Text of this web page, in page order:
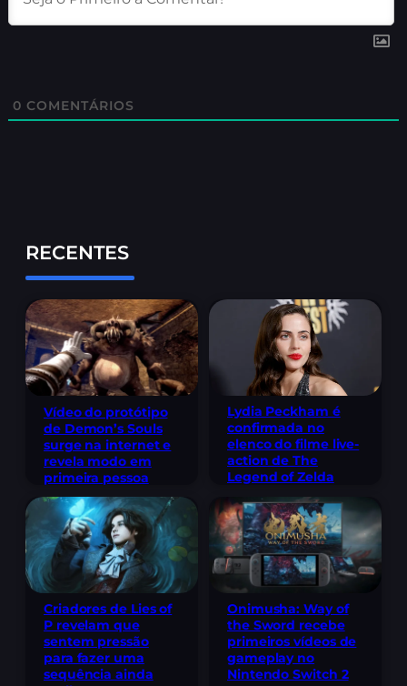
0 COMENTÁRIOS
RECENTES
Vídeo do protótipo
de Demon’s Souls
surge na internet e
revela modo em
primeira pessoa
Lydia Peckham é
confirmada no
elenco do filme live-
action de The
Legend of Zelda
Criadores de Lies of
P revelam que
sentem pressão
para fazer uma
sequência ainda
Onimusha: Way of
the Sword recebe
primeiros vídeos de
gameplay no
Nintendo Switch 2